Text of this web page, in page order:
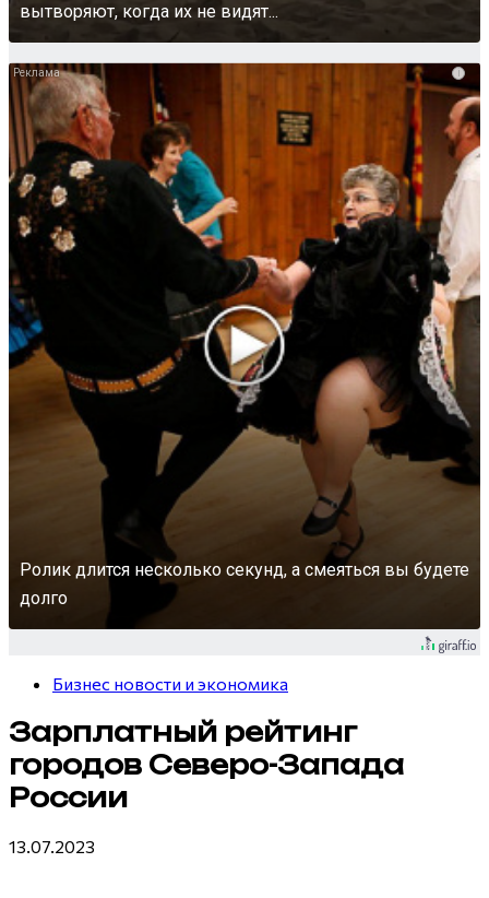
вытворяют, когда их не видят...
i
Ролик длится несколько секунд, а смеяться вы будете
долго
Бизнес новости и экономика
Зарплатный рейтинг
городов Северо-Запада
России
13.07.2023